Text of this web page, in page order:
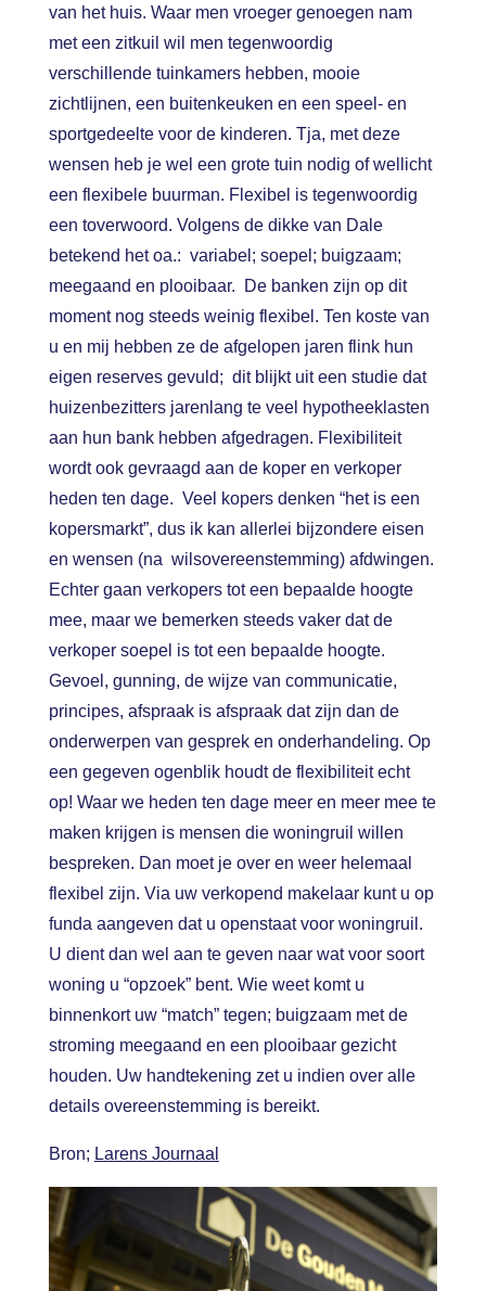
van het huis. Waar men vroeger genoegen nam
met een zitkuil wil men tegenwoordig
verschillende tuinkamers hebben, mooie
zichtlijnen, een buitenkeuken en een speel- en
sportgedeelte voor de kinderen. Tja, met deze
wensen heb je wel een grote tuin nodig of wellicht
een flexibele buurman. Flexibel is tegenwoordig
een toverwoord. Volgens de dikke van Dale
betekend het oa.: variabel; soepel; buigzaam;
meegaand en plooibaar. De banken zijn op dit
moment nog steeds weinig flexibel. Ten koste van
u en mij hebben ze de afgelopen jaren flink hun
eigen reserves gevuld; dit blijkt uit een studie dat
huizenbezitters jarenlang te veel hypotheeklasten
aan hun bank hebben afgedragen. Flexibiliteit
wordt ook gevraagd aan de koper en verkoper
heden ten dage. Veel kopers denken “het is een
kopersmarkt”, dus ik kan allerlei bijzondere eisen
en wensen (na wilsovereenstemming) afdwingen.
Echter gaan verkopers tot een bepaalde hoogte
mee, maar we bemerken steeds vaker dat de
verkoper soepel is tot een bepaalde hoogte.
Gevoel, gunning, de wijze van communicatie,
principes, afspraak is afspraak dat zijn dan de
onderwerpen van gesprek en onderhandeling. Op
een gegeven ogenblik houdt de flexibiliteit echt
op! Waar we heden ten dage meer en meer mee te
maken krijgen is mensen die woningruil willen
bespreken. Dan moet je over en weer helemaal
flexibel zijn. Via uw verkopend makelaar kunt u op
funda aangeven dat u openstaat voor woningruil.
U dient dan wel aan te geven naar wat voor soort
woning u “opzoek” bent. Wie weet komt u
binnenkort uw “match” tegen; buigzaam met de
stroming meegaand en een plooibaar gezicht
houden. Uw handtekening zet u indien over alle
details overeenstemming is bereikt.
Bron; Larens Journaal